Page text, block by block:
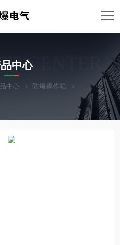
CENTER
中心
中心 防爆操作箱 防爆操作台